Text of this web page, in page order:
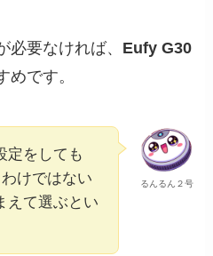
必要なければ、 Eufy G30
めです。
るんるん２号
定をしても
けではない
えて選ぶとい